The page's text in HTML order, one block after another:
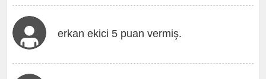
erkan ekici 5 puan vermiş.